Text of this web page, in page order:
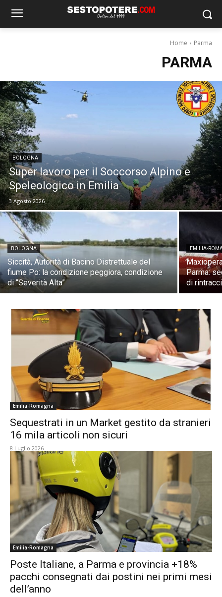
Home Parma
PARMA
BOLOGNA
Super lavoro per il Soccorso Alpino e
Speleologico in Emilia
3 Agosto 2026
BOLOGNA
Siccità, Autorità di Bacino Distrettuale del
fiume Po: la condizione peggiora, condizione
di “Severità Alta”
EMILIA-
Parma:
di
Emilia-Romagna
Sequestrati in un Market gestito da stranieri
16 mila articoli non sicuri
8 Luglio 2026
Emilia-Romagna
Poste Italiane, a Parma e provincia +18%
pacchi consegnati dai postini nei primi mesi
dell’anno